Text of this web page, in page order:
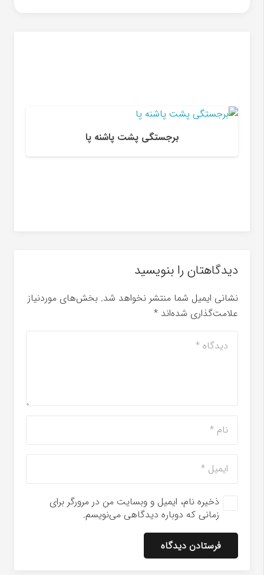
برجستگی پشت پاشنه پا
دیدگاهتان را بنویسید
نشانی ایمیل شما منتشر نخواهد شد. بخش‌های موردنیاز
علامت‌گذاری شده‌اند *
ذخیره نام، ایمیل و وبسایت من در مرورگر برای
زمانی که دوباره دیدگاهی می‌نویسم.
فرستادن دیدگاه